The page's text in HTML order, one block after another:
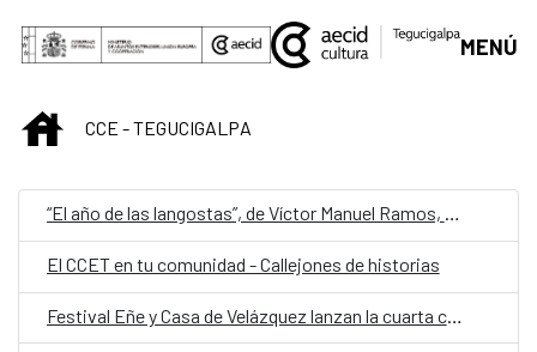
Saltar al contenido principal
MENÚ
INICIOCCE - TEGUCIGALPA
“El año de las langostas”, de Víctor Manuel Ramos, representa a Honduras en la quinta edición de Cuentos en Red
El CCET en tu comunidad - Callejones de historias
Festival Eñe y Casa de Velázquez lanzan la cuarta convocatoria de Residencia de Creación Literaria